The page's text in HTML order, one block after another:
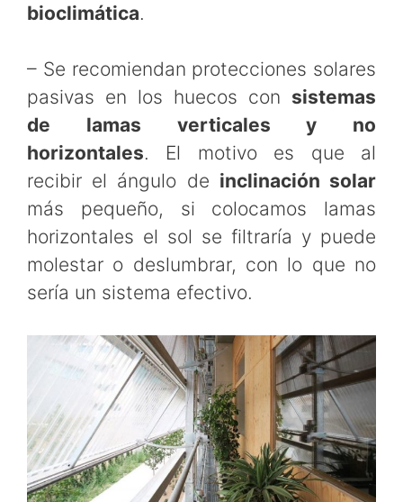
bioclimática.
– Se recomiendan protecciones solares
pasivas en los huecos con sistemas
de lamas verticales y no
horizontales. El motivo es que al
recibir el ángulo de inclinación solar
más pequeño, si colocamos lamas
horizontales el sol se filtraría y puede
molestar o deslumbrar, con lo que no
sería un sistema efectivo.